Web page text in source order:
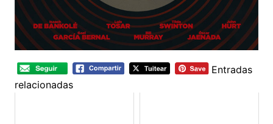
Entradas
relacionadas